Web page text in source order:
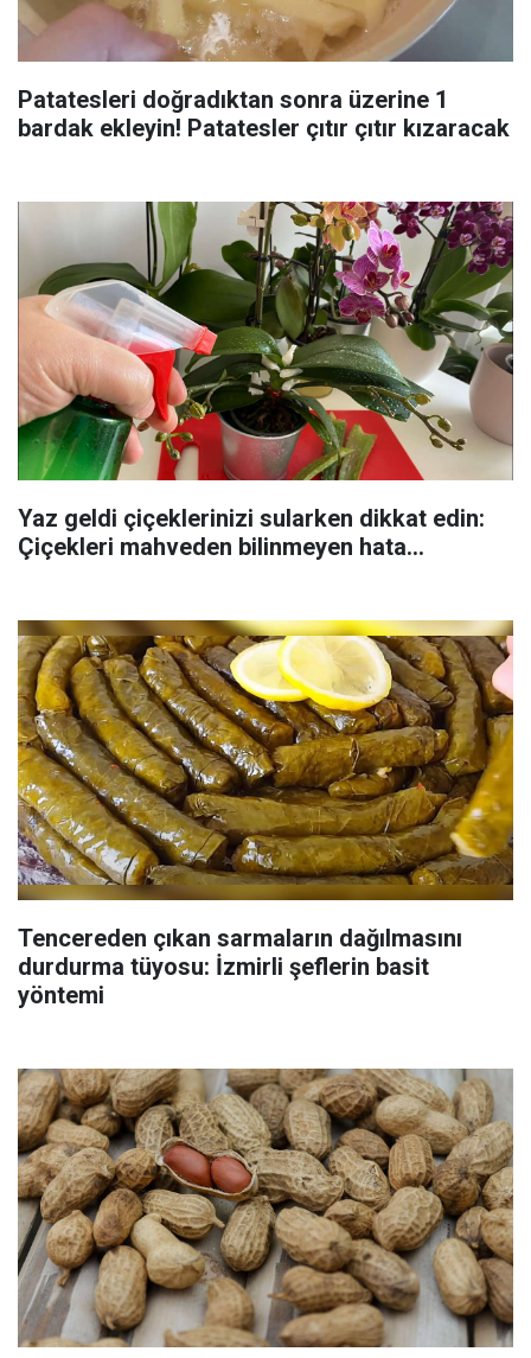
Patatesleri doğradıktan sonra üzerine 1
bardak ekleyin! Patatesler çıtır çıtır kızaracak
Yaz geldi çiçeklerinizi sularken dikkat edin:
Çiçekleri mahveden bilinmeyen hata...
Tencereden çıkan sarmaların dağılmasını
durdurma tüyosu: İzmirli şeflerin basit
yöntemi